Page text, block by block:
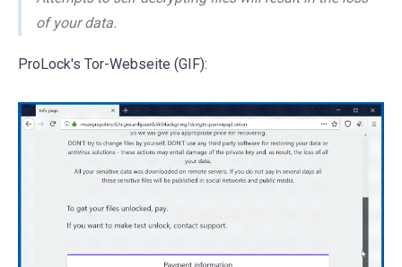
of your data.
ProLock's Tor-Webseite (GIF):